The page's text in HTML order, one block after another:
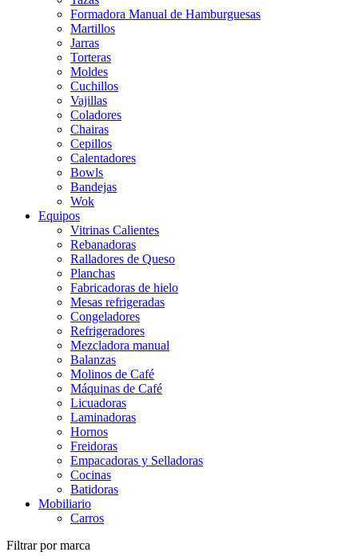
Formadora Manual de Hamburguesas
Martillos
Jarras
Torteras
Moldes
Cuchillos
Vajillas
Coladores
Chairas
Cepillos
Calentadores
Bowls
Bandejas
Wok
Equipos
Vitrinas Calientes
Rebanadoras
Ralladores de Queso
Planchas
Fabricadoras de hielo
Mesas refrigeradas
Congeladores
Refrigeradores
Mezcladora manual
Balanzas
Molinos de Café
Máquinas de Café
Licuadoras
Laminadoras
Hornos
Freidoras
Empacadoras y Selladoras
Cocinas
Batidoras
Mobiliario
Carros
Filtrar por marca